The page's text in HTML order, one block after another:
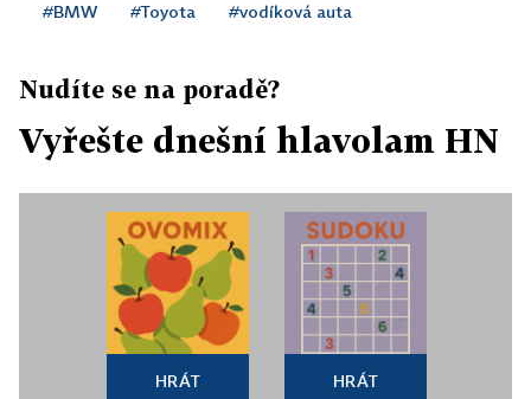
#BMW #Toyota #vodíková auta
Nudíte se na poradě?
Vyřešte dnešní hlavolam HN
HRÁT HRÁT